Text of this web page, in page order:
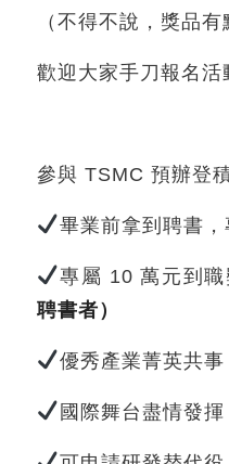
（不得不說，獎品有
歡迎大家手刀報名活
參與 TSMC 預辦登
畢業前拿到聘書
專屬 10 萬元到職
聘書者）
優秀產業菁英共事
國際舞台盡情發揮⠀